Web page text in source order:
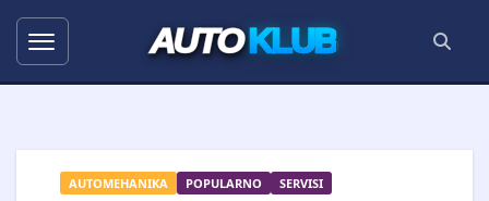
AUTOKLUB
AUTOMEHANIKA POPULARNO SERVISI